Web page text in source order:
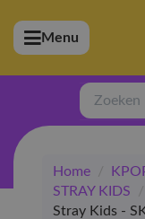
(Artiesten)
(Merchandise)
(Exclusive)
(Winkel)
Menu
Zoeken
Home /
STRAY KIDS
/
Stray Kids -